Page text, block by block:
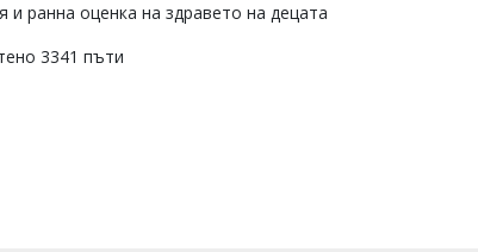
и ранна оценка на здравето на децата
3341 пъти